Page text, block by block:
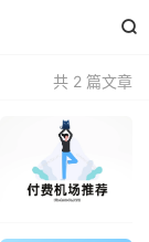

共 2 篇文章